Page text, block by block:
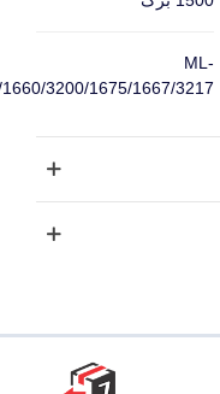
ML-
3200/1675/1667/3217